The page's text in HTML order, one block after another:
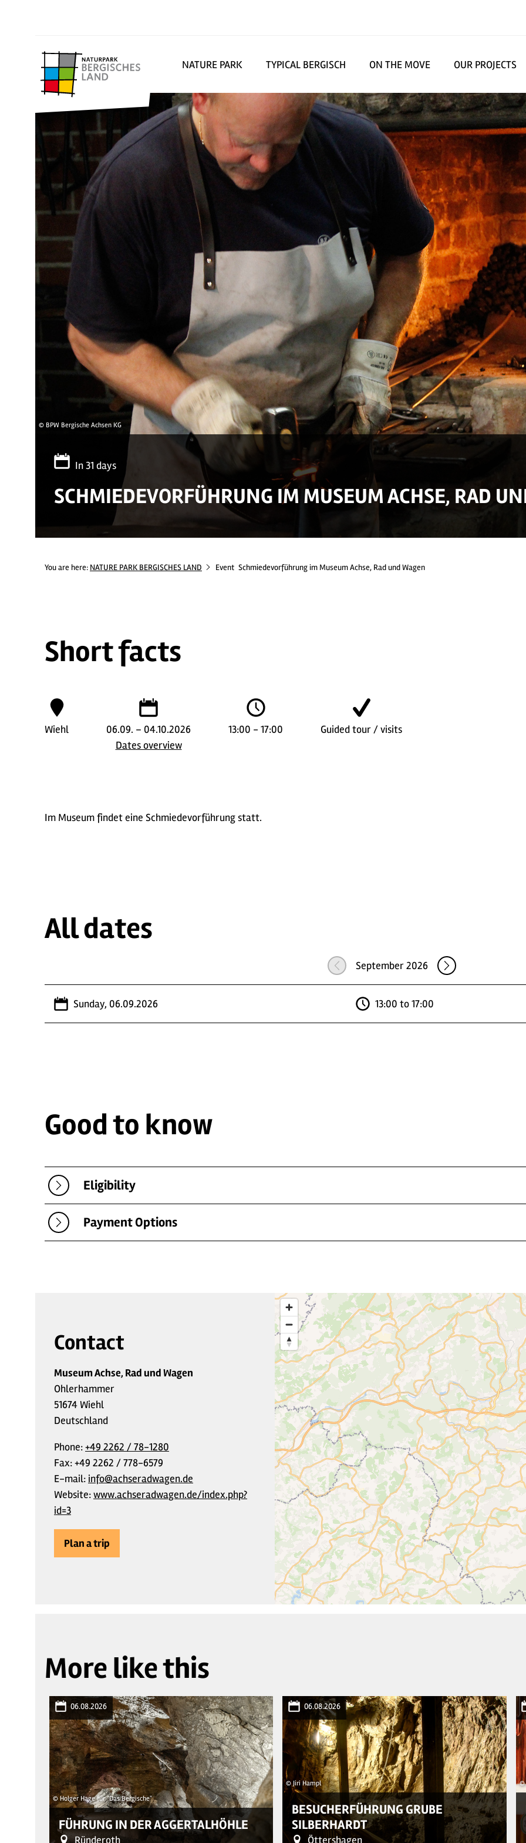
NATURE PARK TYPICAL BERGISCH ON THE MOVE OUR PROJECTS
© BPW Bergische Achsen KG
In 31 days
SCHMIEDEVORFÜHRUNG IM MUSEUM ACHSE, RAD
You are here: NATURE PARK BERGISCHES LAND Event Schmiedevorführung im Museum Achse, Rad und Wagen
Short facts
Wiehl
06.09. – 04.10.2026
Dates overview
13:00 - 17:00 Guided tour / visits
Im Museum findet eine Schmiedevorführung statt.
All dates
September 2026
Sunday, 06.09.2026 13:00 to 17:00
Good to know
Eligibility
Payment Options
Contact
Museum Achse, Rad und Wagen
Ohlerhammer
51674 Wiehl
Deutschland
Phone:+49 2262 / 78-1280
Fax:+49 2262 / 778-6579
E-mail: info@achseradwagen.de
Website:www.achseradwagen.de/index.php?
id=3
Plan a trip
More like this
06.08.2026
© Holger Hage für "Das Bergische"
FÜHRUNG IN DER AGGERTALHÖHLE
Ründeroth
06.08.2026
© Jiri Hampl
BESUCHERFÜHRUNG GRUBE
SILBERHARDT
Öttershagen
©